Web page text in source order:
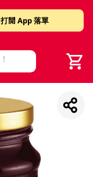
打開 App 落單